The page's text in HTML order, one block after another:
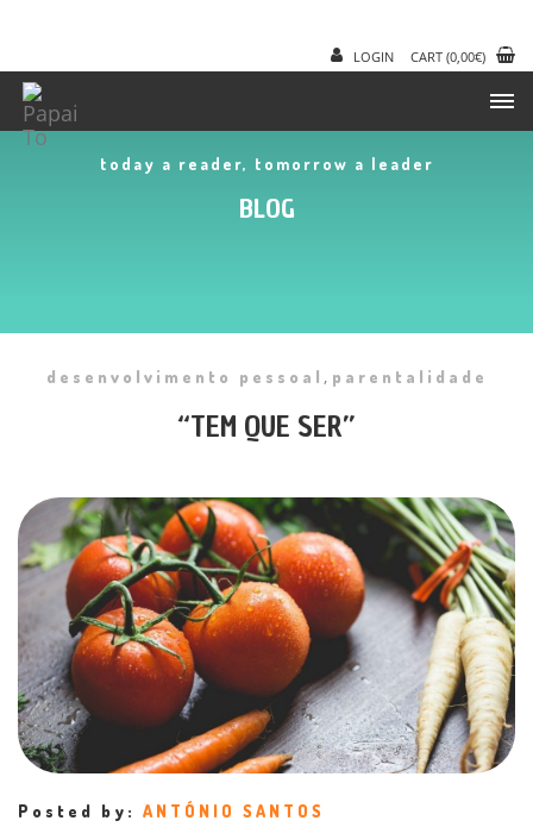
LOGIN CART (0,00€)
today a reader, tomorrow a leader
BLOG
desenvolvimento pessoal , parentalidade
“TEM QUE SER”
Posted by: ANTÓNIO SANTOS